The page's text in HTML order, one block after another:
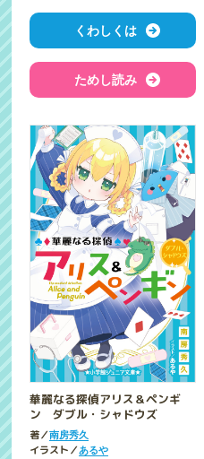
くわしくは
ためし読み
華麗なる探偵アリス＆ペンギ
ン ダブル・シャドウズ
著／南房秀久
イラスト／あるや